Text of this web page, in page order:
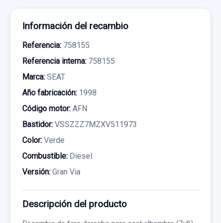
Información del recambio
Referencia: 758155
Referencia interna: 758155
Marca: SEAT
Año fabricación: 1998
Código motor: AFN
Bastidor: VSSZZZ7MZXV511973
Color: Verde
Combustible: Diesel
Versión: Gran Via
Descripción del producto